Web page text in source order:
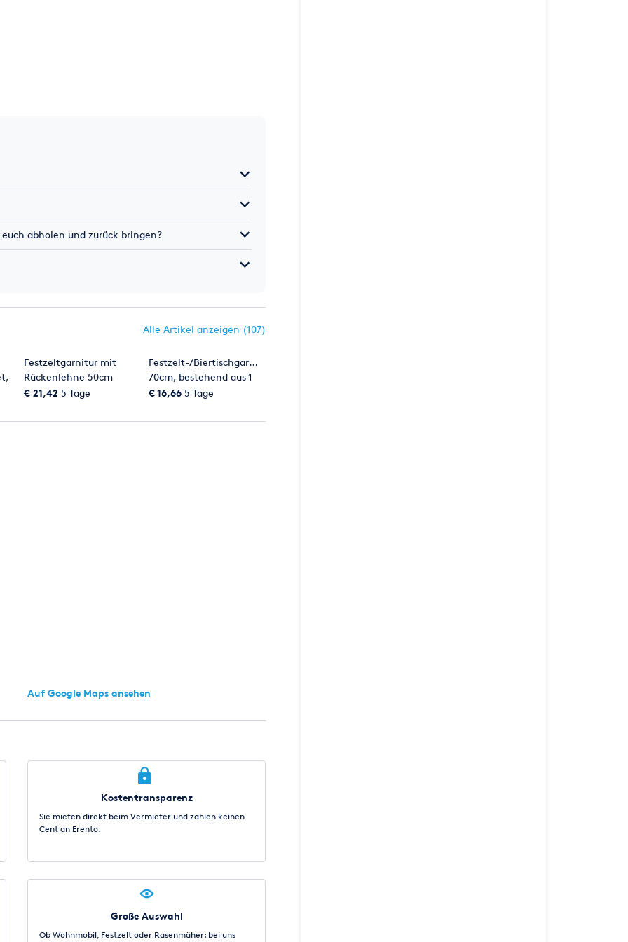
abholen und zurück bringen?
Alle Artikel anzeigen (107)
Festzeltgarnitur mit
Rückenlehne 50cm
€ 21,42 5 Tage
Festzelt-/Biertischgarnitur
70cm, bestehend aus 1
Tisch + 2 Bänke
€ 16,665 Tage
Auf Google Maps ansehen
Kostentransparenz
Sie mieten direkt beim Vermieter und zahlen keinen
Cent an Erento.
Große Auswahl
Ob Wohnmobil, Festzelt oder Rasenmäher: bei uns